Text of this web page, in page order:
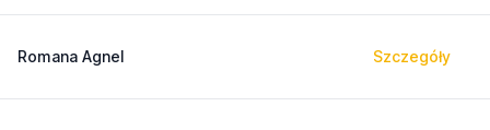
Romana Agnel Szczegóły